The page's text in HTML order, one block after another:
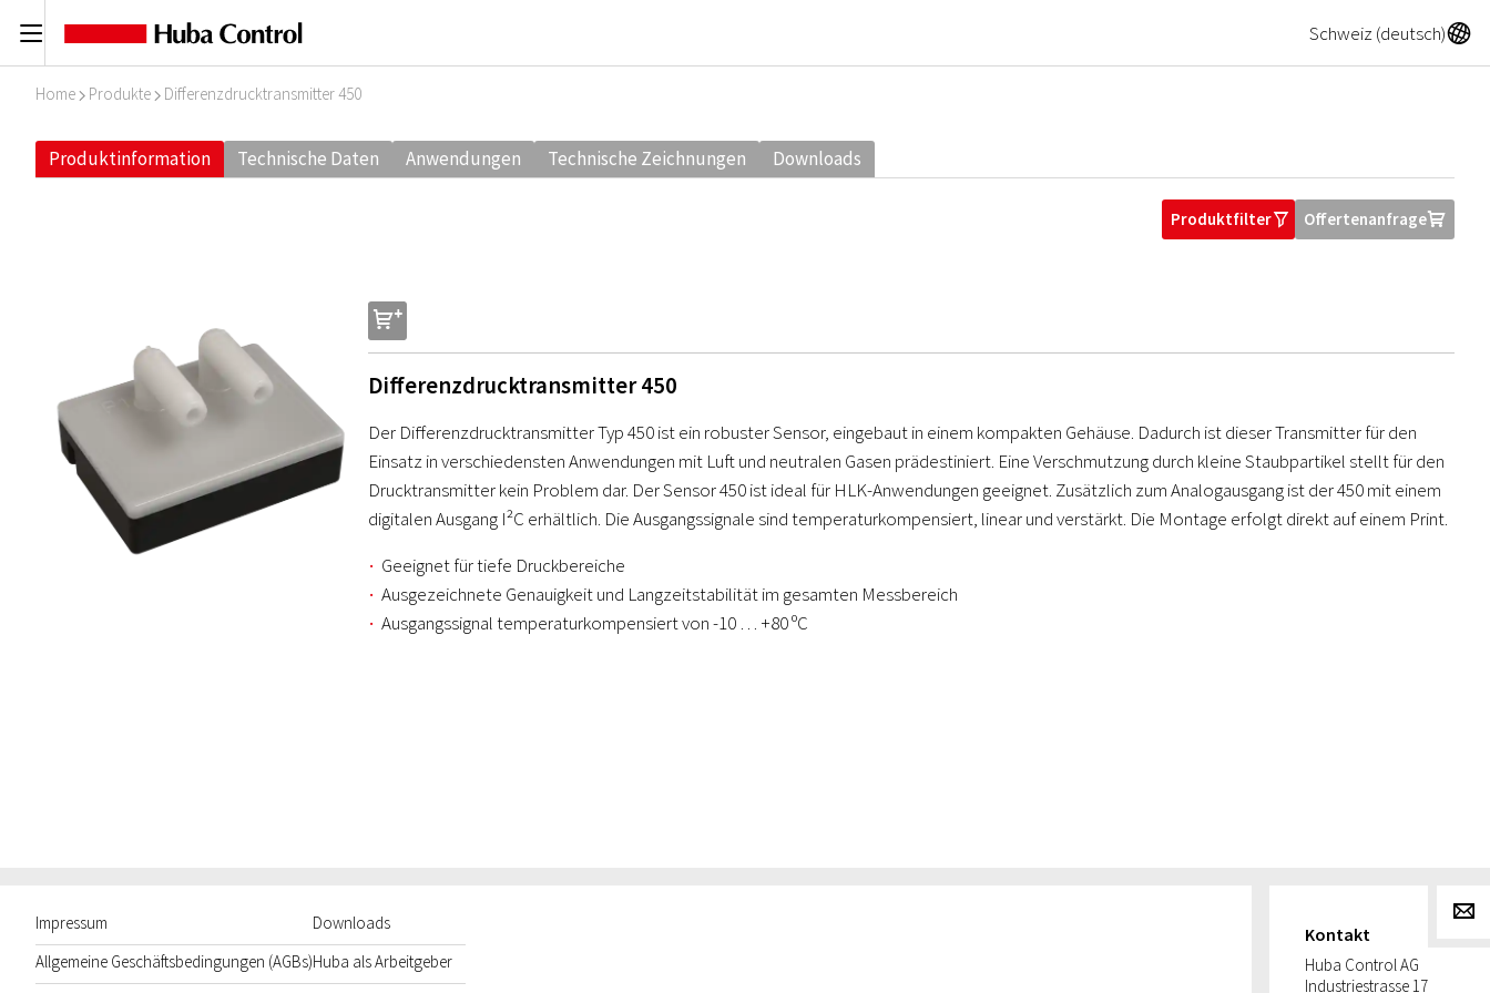
C Schweiz (deutsch)A
Home I Produkte I Differenzdrucktransmitter 450
Produktinformation Technische Daten Anwendungen Technische Zeichnungen Downloads
ProduktfilterO OffertenanfrageU
s
Differenzdrucktransmitter 450
Der Differenzdrucktransmitter Typ 450 ist ein robuster Sensor, eingebaut in einem kompakten Gehäuse. Dadurch ist dieser Transmitter für den
Einsatz in verschiedensten Anwendungen mit Luft und neutralen Gasen prädestiniert. Eine Verschmutzung durch kleine Staubpartikel stellt für den
Drucktransmitter kein Problem dar. Der Sensor 450 ist ideal für HLK-Anwendungen geeignet. Zusätzlich zum Analogausgang ist der 450 mit einem
digitalen Ausgang I²C erhältlich. Die Ausgangssignale sind temperaturkompensiert, linear und verstärkt. Die Montage erfolgt direkt auf einem Print.
Geeignet für tiefe Druckbereiche
Ausgezeichnete Genauigkeit und Langzeitstabilität im gesamten Messbereich
Ausgangssignal temperaturkompensiert von -10 … +80 ºC
Impressum
Allgemeine Geschäftsbedingungen (AGBs)
Downloads
Huba als Arbeitgeber
Kontakt
Huba Control AG
Industriestrasse 17
g